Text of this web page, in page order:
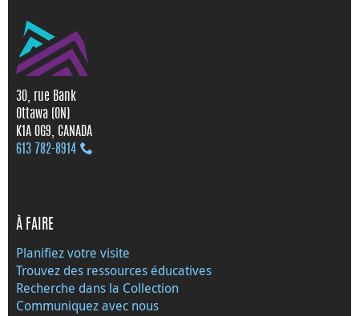
30, rue Bank
Ottawa (ON)
K1A 0G9, CANADA
613 782‑8914
À FAIRE
Planifiez votre visite
Trouvez des ressources éducatives
Recherche dans la Collection
Communiquez avec nous